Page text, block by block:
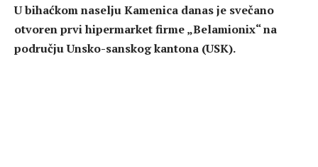
U bihaćkom naselju Kamenica danas je svečano
otvoren prvi hipermarket firme „Belamionix“ na
području Unsko-sanskog kantona (USK).